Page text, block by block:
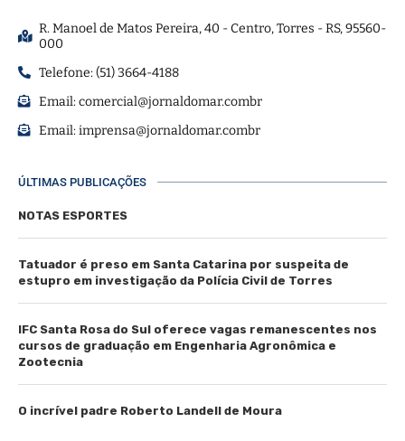
R. Manoel de Matos Pereira, 40 - Centro, Torres - RS, 95560-
000
Telefone: (51) 3664-4188
Email:comercial@jornaldomar.combr
Email:imprensa@jornaldomar.combr
ÚLTIMAS PUBLICAÇÕES
NOTAS ESPORTES
Tatuador é preso em Santa Catarina por suspeita de
estupro em investigação da Polícia Civil de Torres
IFC Santa Rosa do Sul oferece vagas remanescentes nos
cursos de graduação em Engenharia Agronômica e
Zootecnia
O incrível padre Roberto Landell de Moura